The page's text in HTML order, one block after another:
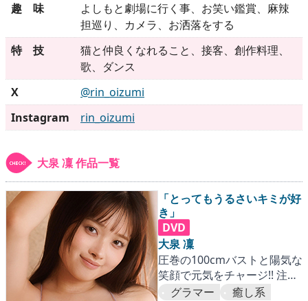
▶
▶ 発売年月日
ご利用ガイド
▶
▶ よくあるご質問
会社概要
▶お問い合わせフォーム
趣 味
よしもと劇場に行く事、お笑い鑑賞、麻辣
担巡り、カメラ、お洒落をする
特 技
猫と仲良くなれること、接客、創作料理、
歌、ダンス
X
@rin_oizumi
Instagram
rin_oizumi
大泉 凜 作品一覧
「とってもうるさいキミが好
き」
DVD
大泉 凜
圧巻の100cmバストと陽気な
笑顔で元気をチャージ!! 注目
の逸材をキャッチせよ!!
グラマー 癒し系